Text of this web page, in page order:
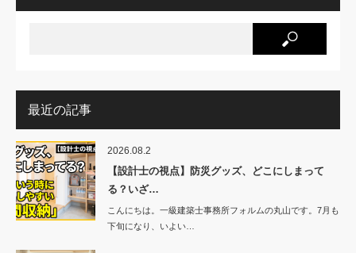
最近の記事
2026.08.2
【設計士の視点】防災グッズ、どこにしまって
る？いざ…
こんにちは。一級建築士事務所フォルムの丸山です。7月も
下旬になり、いよい…